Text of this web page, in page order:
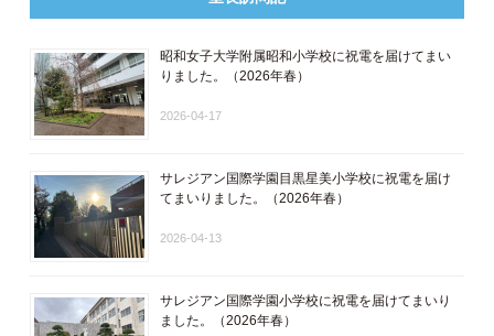
昭和女子大学附属昭和小学校に祝電を届けてまい
りました。（2026年春）
2026-04-17
サレジアン国際学園目黒星美小学校に祝電を届け
てまいりました。（2026年春）
2026-04-13
サレジアン国際学園小学校に祝電を届けてまいり
ました。（2026年春）